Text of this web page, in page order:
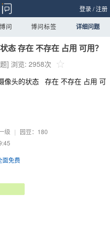
登录/注册
问 博问标签 详细问题
存在 不存在 占用 可用？
] 浏览: 2958次
像头的状态 存在 不存在 占用 可
级 | 园豆： 180
面免费